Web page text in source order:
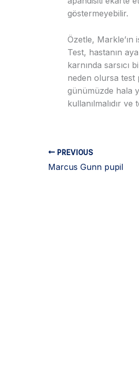
göstermeyebilir.
Özetle,
Test, hastanın
karnında sarsıcı
neden olursa test
günümüzde hala
kullanılmalıdır
PREVIOUS
Marcus Gunn pupil